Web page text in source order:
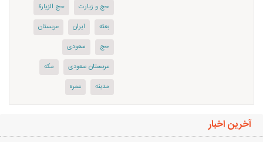
حج و زیارت
حج الزیارة
بعثه
ایران
عربستان
حج
سعودی
عربستان سعودی
مکه
مدینه
عمره
آخرین اخبار